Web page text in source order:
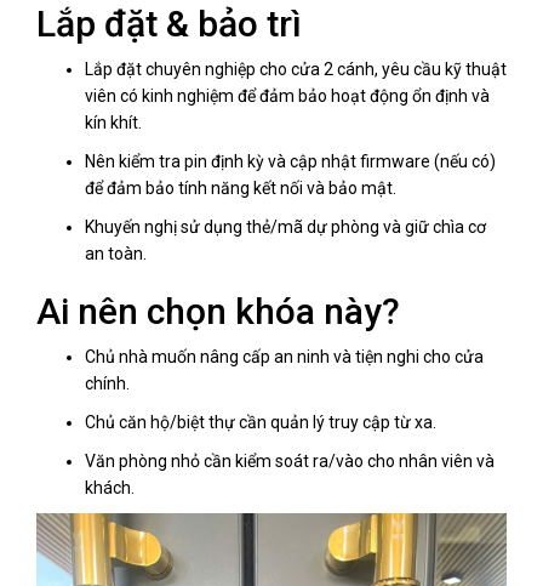
Lắp đặt & bảo trì
Lắp đặt chuyên nghiệp cho cửa 2 cánh, yêu cầu kỹ thuật
viên có kinh nghiệm để đảm bảo hoạt động ổn định và
kín khít.
Nên kiểm tra pin định kỳ và cập nhật firmware (nếu có)
để đảm bảo tính năng kết nối và bảo mật.
Khuyến nghị sử dụng thẻ/mã dự phòng và giữ chìa cơ
an toàn.
Ai nên chọn khóa này?
Chủ nhà muốn nâng cấp an ninh và tiện nghi cho cửa
chính.
Chủ căn hộ/biệt thự cần quản lý truy cập từ xa.
Văn phòng nhỏ cần kiểm soát ra/vào cho nhân viên và
khách.